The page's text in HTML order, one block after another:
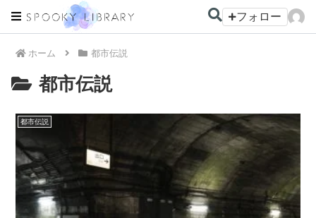
フォロー
ホーム 都市伝説
都市伝説
都市伝説